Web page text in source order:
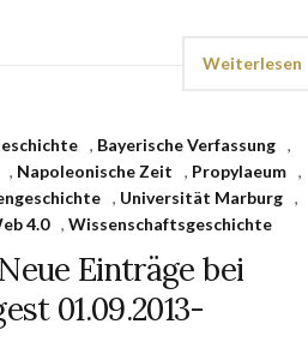
Weiterlesen
, Bayerische Verfassung ,
, Napoleonische Zeit , Propylaeum
,
, Universität Marburg
,
4.0 ,Wissenschaftsgeschichte
Neue Einträge bei
01.09.2013-